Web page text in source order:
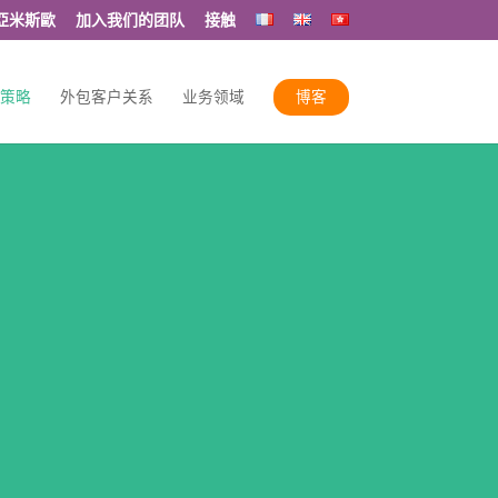
米斯歐 加入我们的团队 接触
略 外包客户关系 业务领域 博客